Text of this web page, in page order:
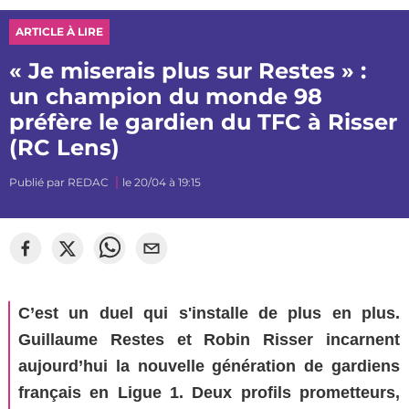
ARTICLE À LIRE
« Je miserais plus sur Restes » :
un champion du monde 98
préfère le gardien du TFC à Risser
(RC Lens)
Publié par REDAC le 20/04 à 19:15
C’est un duel qui s'installe de plus en plus.
Guillaume Restes et Robin Risser incarnent
aujourd’hui la nouvelle génération de gardiens
français en Ligue 1. Deux profils prometteurs,